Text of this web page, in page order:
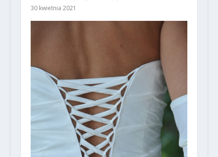
30 kwietnia 2021